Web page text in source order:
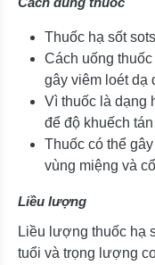
Thuốc hạ sốt
Cách uống
gây viêm loét dạ
Vì thuốc là dạng
để độ khuếch
Thuốc có thể
vùng miệng và
Liều lượng
Liều lượng thuốc hạ
tuổi và trọng lượng